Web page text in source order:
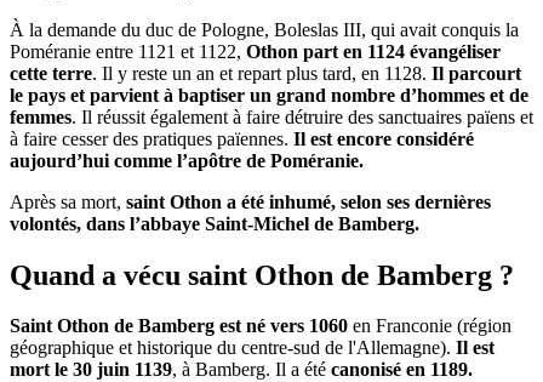
À la demande du duc de Pologne, Boleslas III, qui avait conquis la
Poméranie entre 1121 et 1122, Othon part en 1124 évangéliser
cette terre. Il y reste un an et repart plus tard, en 1128. Il parcourt
le pays et parvient à baptiser un grand nombre d’hommes et de
femmes. Il réussit également à faire détruire des sanctuaires païens et
à faire cesser des pratiques païennes. Il est encore considéré
aujourd’hui comme l’apôtre de Poméranie.
Après sa mort, saint Othon a été inhumé, selon ses dernières
volontés, dans l’abbaye Saint-Michel de Bamberg.
Quand a vécu saint Othon de Bamberg ?
Saint Othon de Bamberg est né vers 1060 en Franconie (région
géographique et historique du centre-sud de l'Allemagne). Il est
mort le 30 juin 1139, à Bamberg. Il a été canonisé en 1189.